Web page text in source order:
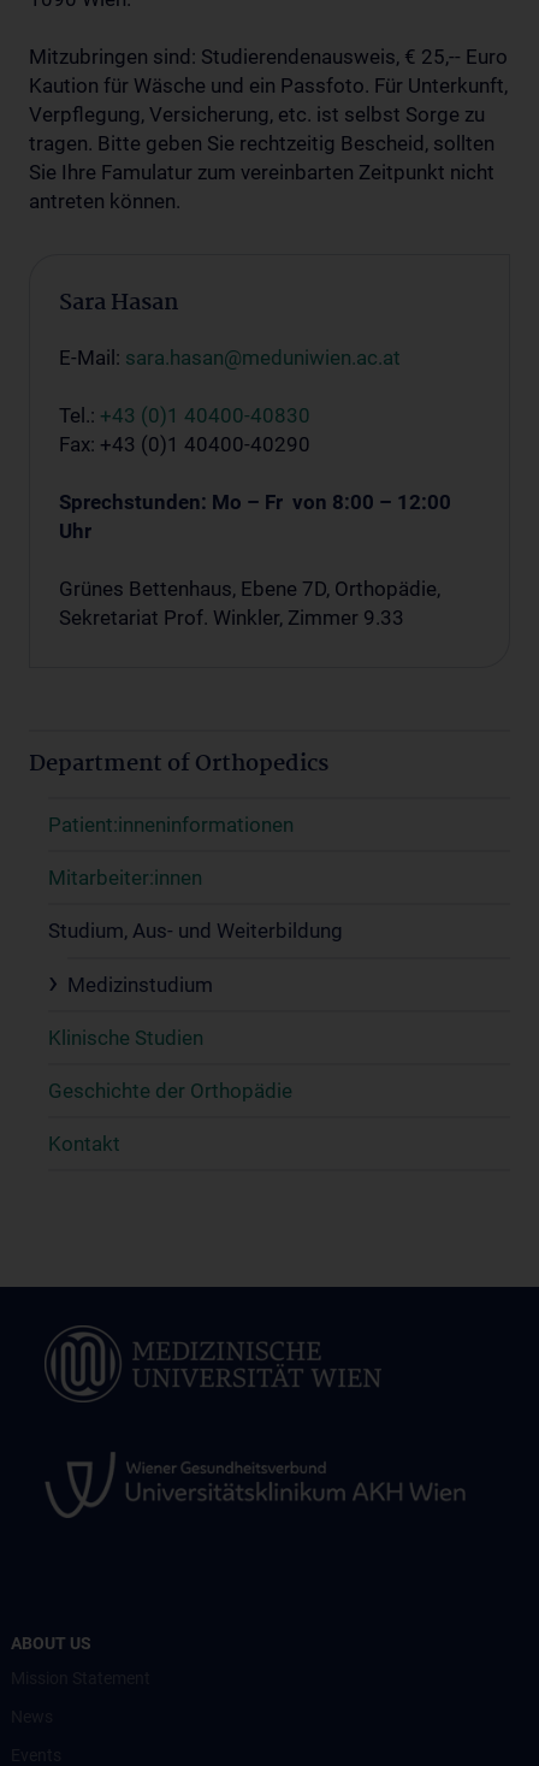
Mitzubringen sind: Studierendenausweis, € 25,-- Euro
Kaution für Wäsche und ein Passfoto. Für Unterkunft,
Verpflegung, Versicherung, etc. ist selbst Sorge zu
tragen. Bitte geben Sie rechtzeitig Bescheid, sollten
Sie Ihre Famulatur zum vereinbarten Zeitpunkt nicht
antreten können.
Sara Hasan
E-Mail: sara.hasan@meduniwien.ac.at
Tel.: +43 (0)1 40400-40830
Fax: +43 (0)1 40400-40290
Sprechstunden: Mo – Fr von 8:00 – 12:00
Uhr
Grünes Bettenhaus, Ebene 7D, Orthopädie,
Sekretariat Prof. Winkler, Zimmer 9.33
Department of Orthopedics
Patient:inneninformationen
Mitarbeiter:innen
Studium, Aus- und Weiterbildung
Medizinstudium
Klinische Studien
Geschichte der Orthopädie
Kontakt
ABOUT US